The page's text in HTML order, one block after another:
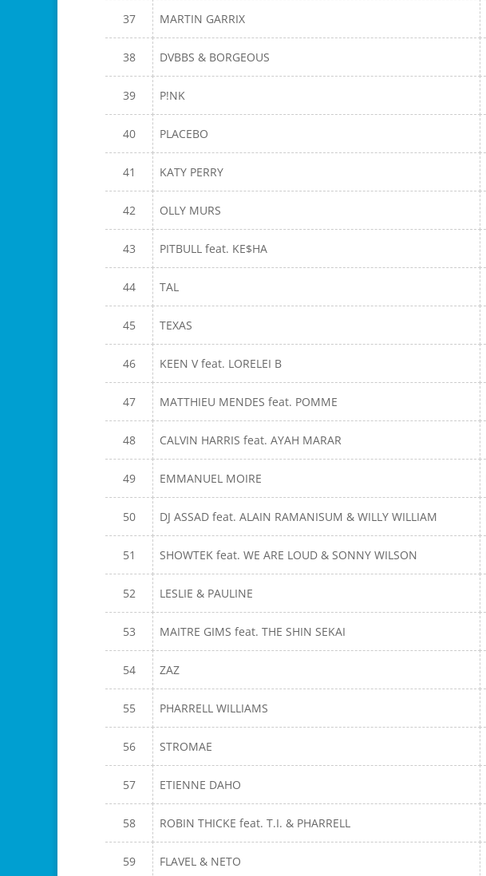
37 MARTIN GARRIX
38 DVBBS & BORGEOUS
39 P!NK
40 PLACEBO
41 KATY PERRY
42 OLLY MURS
43 PITBULL feat. KE$HA
44 TAL
45 TEXAS
46 KEEN V feat. LORELEI B
47 MATTHIEU MENDES feat. POMME
48 CALVIN HARRIS feat. AYAH MARAR
49 EMMANUEL MOIRE
50 DJ ASSAD feat. ALAIN RAMANISUM & WILLY WILLIAM
51 SHOWTEK feat. WE ARE LOUD & SONNY WILSON
52 LESLIE & PAULINE
53 MAITRE GIMS feat. THE SHIN SEKAI
54 ZAZ
55 PHARRELL WILLIAMS
56 STROMAE
57 ETIENNE DAHO
58 ROBIN THICKE feat. T.I. & PHARRELL
59 FLAVEL & NETO